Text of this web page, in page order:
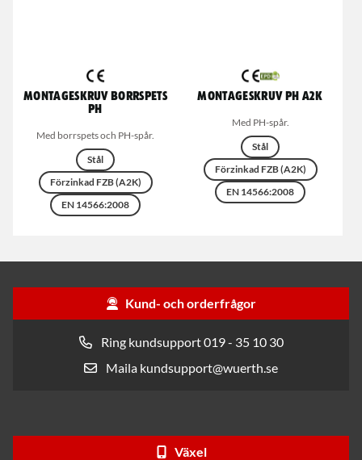
Montageskruv borrspets
PH
Med borrspets och PH-spår.
Stål
Förzinkad FZB (A2K)
EN 14566:2008
Montageskruv PH A2K
Med PH-spår.
Stål
Förzinkad FZB (A2K)
EN 14566:2008
Kund- och orderfrågor
Ring kundsupport 019 - 35 10 30
Maila kundsupport@wuerth.se
Växel